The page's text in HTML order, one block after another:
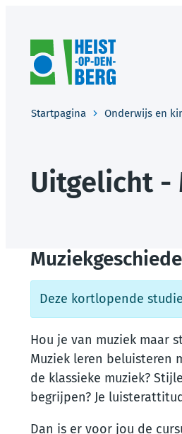
Heist-op-den-Berg
Startpagina Onderwijs en
Uitgelicht -
Deze kortlopende
Hou je van muziek maar
Muziek leren beluisteren
de klassieke muziek?
begrijpen? Je
Dan is er voor jou de